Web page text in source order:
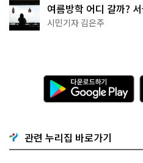
여름방학 어디 갈까?
추천
시민기자 김은주
다
운
로
기
G
o
관련 누리집 바로가기